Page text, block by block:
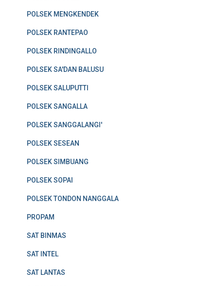
POLSEK MENGKENDEK
POLSEK RANTEPAO
POLSEK RINDINGALLO
POLSEK SA'DAN BALUSU
POLSEK SALUPUTTI
POLSEK SANGALLA
POLSEK SANGGALANGI'
POLSEK SESEAN
POLSEK SIMBUANG
POLSEK SOPAI
POLSEK TONDON NANGGALA
PROPAM
SAT BINMAS
SAT INTEL
SAT LANTAS